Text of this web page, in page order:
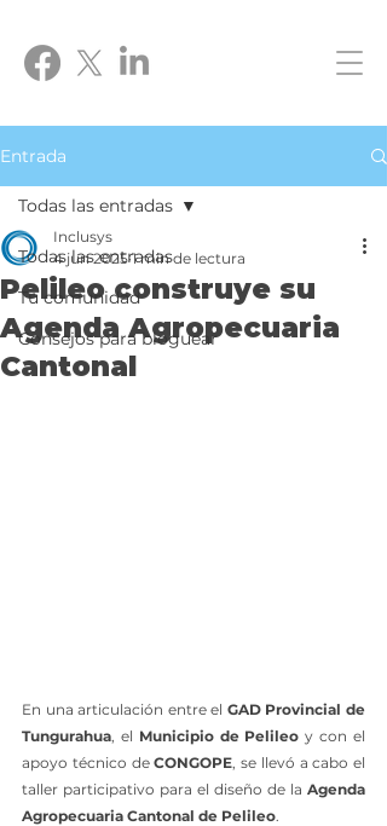
Entrada
Todas las entradas
Tu comunidad
Consejos para bloguear
Todas las entradas
Pelileo construye su
Agenda Agropecuaria
Cantonal
Inclusys
4 jun 2025 1 min de lectura
En una articulación entre el GAD Provincial de
Tungurahua, el Municipio de Pelileo y con el
apoyo técnico de CONGOPE, se llevó a cabo el
taller participativo para el diseño de la Agenda
Agropecuaria Cantonal de Pelileo.